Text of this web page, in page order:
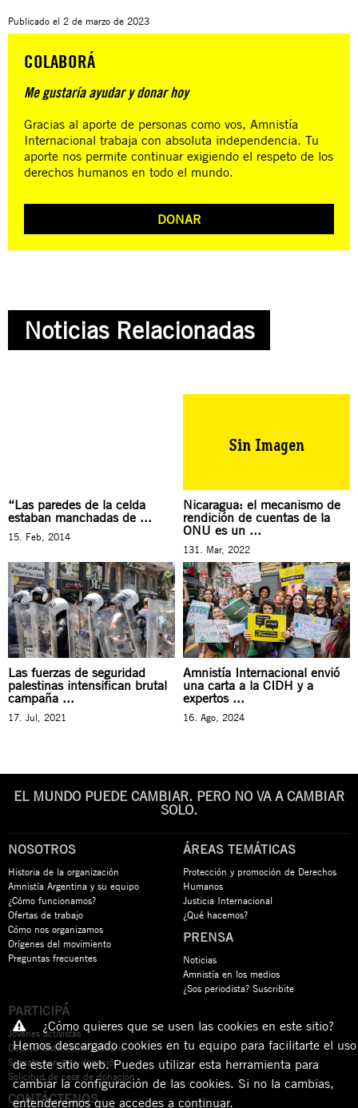
Publicado el 2 de marzo de 2023
COLABORÁ
Me gustaría ayudar y donar hoy
Gracias al aporte de personas como vos, Amnistía
Internacional trabaja con absoluta independencia. Tu
aporte nos permite continuar exigiendo el respeto de los
derechos humanos en todo el mundo.
DONAR
Noticias Relacionadas
“Las paredes de la celda
estaban manchadas de ...
15. Feb, 2014
Nicaragua: el mecanismo de
rendición de cuentas de la
ONU es un ...
131. Mar, 2022
Las fuerzas de seguridad
palestinas intensifican brutal
campaña ...
17. Jul, 2021
Amnistía Internacional envió
una carta a la CIDH y a
expertos ...
16. Ago, 2024
EL MUNDO PUEDE CAMBIAR. PERO NO VA A CAMBIAR
SOLO.
NOSOTROS
Historia de la organización
Amnistía Argentina y su equipo
¿Cómo funcionamos?
Ofertas de trabajo
Cómo nos organizamos
Orígenes del movimiento
Preguntas frecuentes
ÁREAS TEMÁTICAS
Protección y promoción de Derechos
Humanos
Justicia Internacional
¿Qué hacemos?
PRENSA
Noticias
Amnistía en los medios
¿Sos periodista? Suscribite
PARTICIPÁ
Jóvenes activistas
Dejá tu testamento solidario
Sumate con una donación
Solicitud de cese de donación
CONTÁCTENOS
¿Cómo quieres que se usen las cookies en este sitio?
Hemos descargado cookies en tu equipo para facilitarte el uso
de este sitio web. Puedes utilizar esta herramienta para
cambiar la configuración de las cookies. Si no la cambias,
entenderemos que accedes a continuar.